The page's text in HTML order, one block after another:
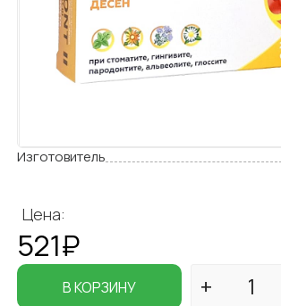
Изготовитель
Цена:
521₽
В КОРЗИНУ